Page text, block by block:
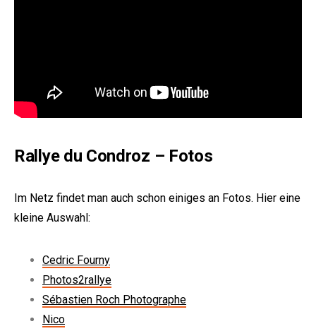
Rallye du Condroz – Fotos
Im Netz findet man auch schon einiges an Fotos. Hier eine
kleine Auswahl:
Cedric Fourny
Photos2rallye
Sébastien Roch Photographe
Nico